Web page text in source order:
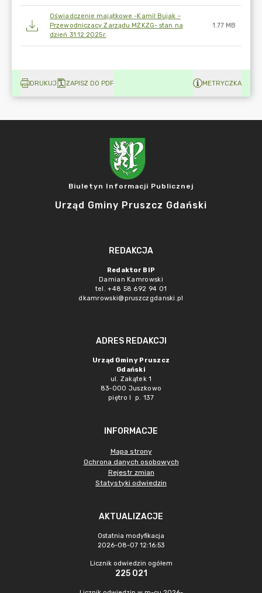
Oświadczenie majątkowe -Kamil Bujak -
Przewodniczacy Zarządu MZKZG- stan na
dzień 31.12.2025r.
1.77 MB
DRUKUJ ZAPISZ DO PDF METRYCZKA
Biuletyn Informacji Publicznej
Urząd Gminy Pruszcz Gdański
REDAKCJA
Redaktor BIP
Damian Kamrowski
tel. +48 58 692 94 01
dkamrowski@pruszczgdanski.pl
ADRES REDAKCJI
Urząd Gminy Pruszcz
Gdański
ul. Zakątek 1
83-000 Juszkowo
piętro I p. 137
INFORMACJE
Mapa strony
Ochrona danych osobowych
Rejestr zmian
Statystyki odwiedzin
AKTUALIZACJE
Ostatnia modyfikacja
2026-08-07 12:16:53
Licznik odwiedzin ogółem
225 021